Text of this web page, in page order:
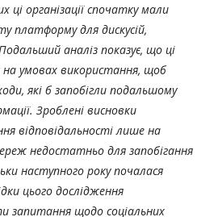
ці організації спочатку мали
платформу для дискусій,
аналіз показує, що ці
на умовах використання, щоб
які б запобігли подальшому
Зроблені висновки
відповідальності лише на
недостатньо для запобігання
наступного року почалася
цього дослідження
запитання щодо соціальних